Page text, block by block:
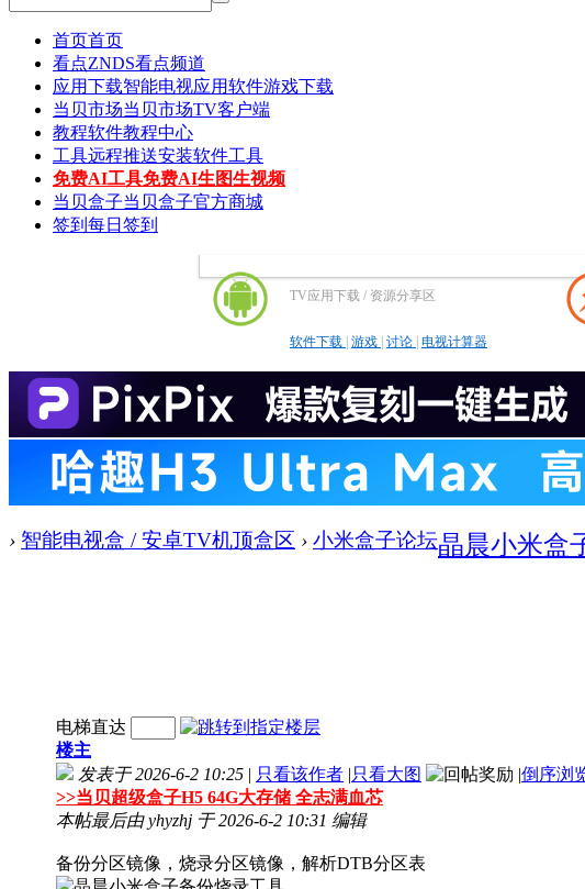
首页首页
看点ZNDS看点频道
应用下载智能电视应用软件游戏下载
当贝市场当贝市场TV客户端
教程软件教程中心
工具远程推送安装软件工具
免费AI工具免费AI生图生视频
当贝盒子当贝盒子官方商城
签到 每日签到
TV应用下载 / 资源分享区
软件下载 | 游戏 | 讨论 | 电视计算器
› 智能电视盒 / 安卓TV机顶盒区 › 小米盒子论坛晶晨小米盒
电梯直达
楼主
发表于 2026-6-2 10:25 | 只看该作者 |只看大图 |倒序浏
>>当贝超级盒子H5 64G大存储 全志满血芯
本帖最后由 yhyzhj 于 2026-6-2 10:31 编辑
备份分区镜像，烧录分区镜像，解析DTB分区表